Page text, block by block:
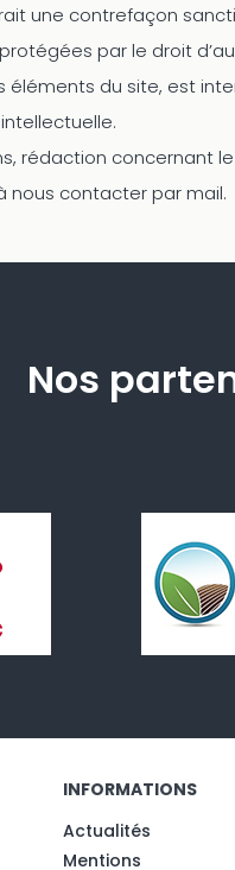
une contrefaçon
par le droit
du site, est
rédaction concernant
à nous contacter par mail.
Nos
INFORMATIONS
Actualités
Mentions